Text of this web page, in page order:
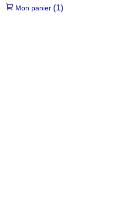
Mon panier (1)